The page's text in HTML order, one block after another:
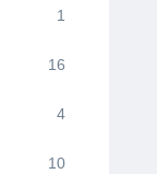
1
16
4
10